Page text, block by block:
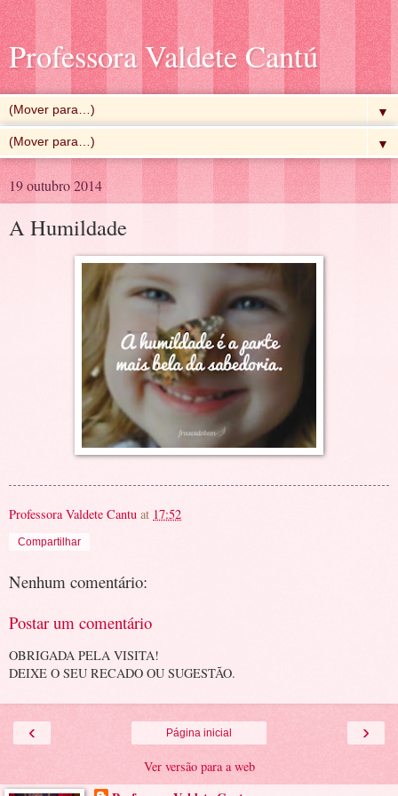
Professora Valdete Cantú
▼
▼
19 outubro 2014
A Humildade
Professora Valdete Cantu at 17:52
Compartilhar
Nenhum comentário:
Postar um comentário
OBRIGADA PELA VISITA!
DEIXE O SEU RECADO OU SUGESTÃO.
‹ ›
Página inicial
Ver versão para a web